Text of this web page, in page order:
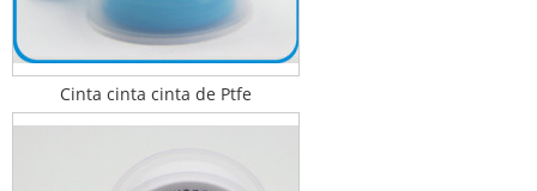
Cinta cinta cinta de Ptfe